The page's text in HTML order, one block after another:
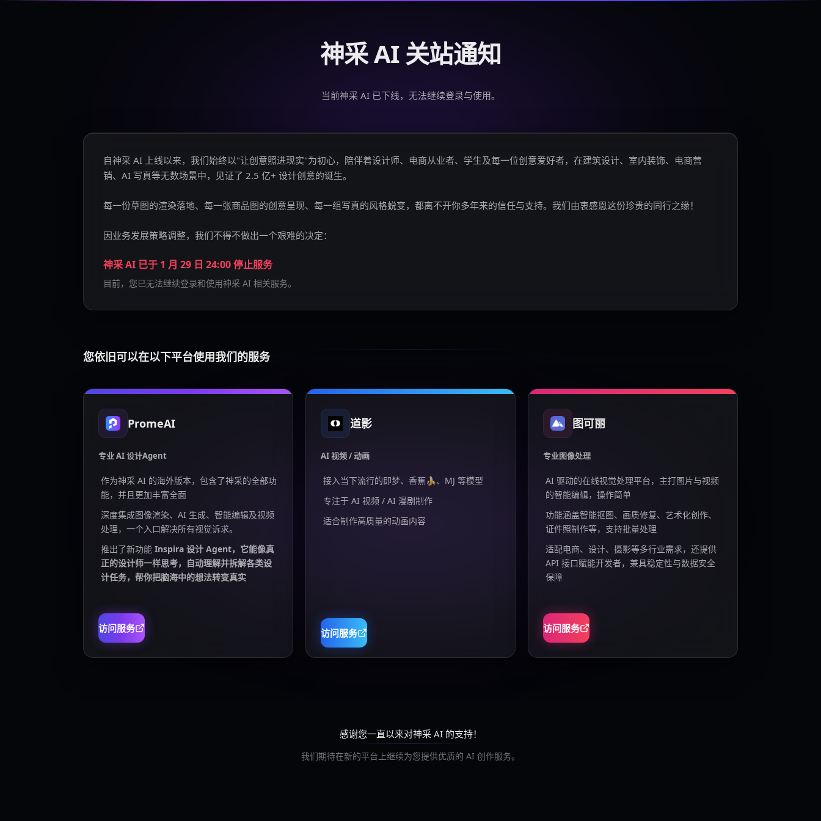
神采 AI 关站通知
当前神采 AI 已下线，无法继续登录与使用。
自神采 AI 上线以来，我们始终以"让创意照进现实"为初心，陪伴着设计师、电商从业者、学生及每一位创意爱好者，在建筑设计、室内装饰、电商营
销、AI 写真等无数场景中，见证了 2.5 亿+ 设计创意的诞生。
每一份草图的渲染落地、每一张商品图的创意呈现、每一组写真的风格蜕变，都离不开你多年来的信任与支持。我们由衷感恩这份珍贵的同行之缘！
因业务发展策略调整，我们不得不做出一个艰难的决定：
神采 AI 已于 1 月 29 日 24:00 停止服务
目前，您已无法继续登录和使用神采 AI 相关服务。
您依旧可以在以下平台使用我们的服务
PromeAI
专业 AI 设计Agent
作为神采 AI 的海外版本，包含了神采的全部功
能，并且更加丰富全面
深度集成图像渲染、AI 生成、智能编辑及视频
处理，一个入口解决所有视觉诉求。
推出了新功能 Inspira 设计 Agent，它能像真
正的设计师一样思考，自动理解并拆解各类设
计任务，帮你把脑海中的想法转变真实
访问服务
道影
AI 视频 / 动画
接入当下流行的即梦、香蕉🍌、MJ 等模型
专注于 AI 视频 / AI 漫剧制作
适合制作高质量的动画内容
访问服务
图可丽
专业图像处理
AI 驱动的在线视觉处理平台，主打图片与视频
的智能编辑，操作简单
功能涵盖智能抠图、画质修复、艺术化创作、
证件照制作等，支持批量处理
适配电商、设计、摄影等多行业需求，还提供
API 接口赋能开发者，兼具稳定性与数据安全
保障
访问服务
感谢您一直以来对神采 AI 的支持！
我们期待在新的平台上继续为您提供优质的 AI 创作服务。